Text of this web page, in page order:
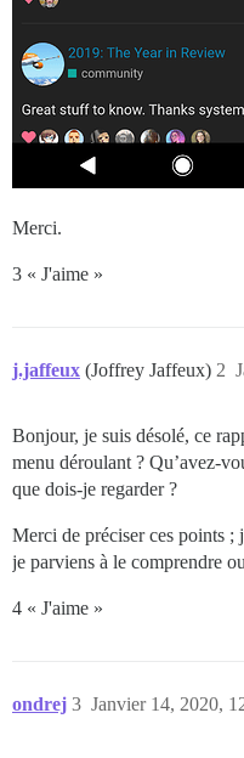
Merci.
3 « J'aime »
j.jaffeux (Joffrey Jaffeux) 2
Bonjour, je suis désolé, ce
menu déroulant ? Qu’avez-
que dois-je regarder ?
Merci de préciser ces points ;
je parviens à le comprendre
4 « J'aime »
ondrej Janvier 14, 2020,
3